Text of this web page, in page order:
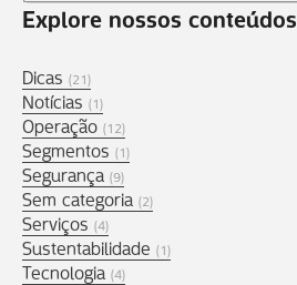
Explore nossos conteúdos
Dicas (21)
Notícias (1)
Operação (12)
Segmentos (1)
Segurança (9)
Sem categoria (2)
Serviços (4)
Sustentabilidade (1)
Tecnologia (4)